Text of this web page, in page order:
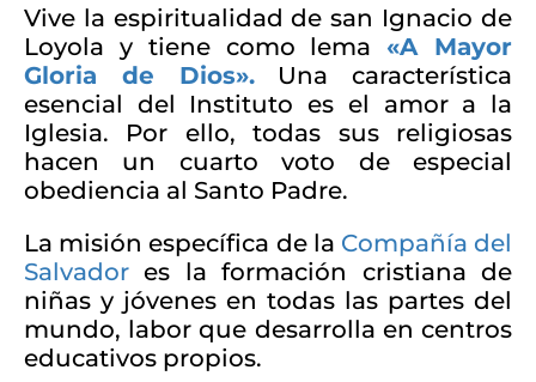
Vive la espiritualidad de san Ignacio de
Loyola y tiene como lema «A Mayor
Gloria de Dios».Una característica
esencial del Instituto es el amor a la
Iglesia. Por ello, todas sus religiosas
hacen un cuarto voto de especial
obediencia al Santo Padre.
La misión específica de la Compañía del
Salvador es la formación cristiana de
niñas y jóvenes en todas las partes del
mundo, labor que desarrolla en centros
educativos propios.